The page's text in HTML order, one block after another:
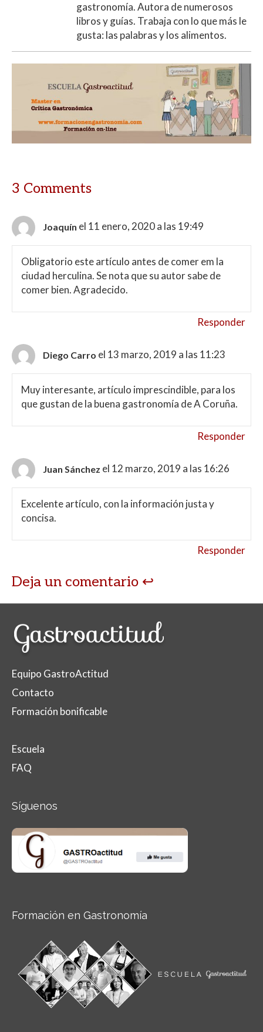
gastronomía. Autora de numerosos
libros y guías. Trabaja con lo que más le
gusta: las palabras y los alimentos.
3 Comments
Joaquín el 11 enero, 2020 a las 19:49
Obligatorio este artículo antes de comer em la
ciudad herculina. Se nota que su autor sabe de
comer bien. Agradecido.
Responder
Diego Carro el 13 marzo, 2019 a las 11:23
Muy interesante, artículo imprescindible, para los
que gustan de la buena gastronomía de A Coruña.
Responder
Juan Sánchez el 12 marzo, 2019 a las 16:26
Excelente artículo, con la información justa y
concisa.
Responder
Deja un comentario
Equipo GastroActitud
Contacto
Formación bonificable
Escuela
FAQ
Síguenos
Formación en Gastronomía